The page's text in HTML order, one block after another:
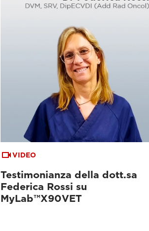
VIDEO
Testimonianza della dott.sa
Federica Rossi su
MyLab™X90VET